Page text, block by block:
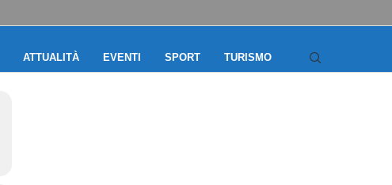
ATTUALITÀ EVENTI SPORT TURISMO